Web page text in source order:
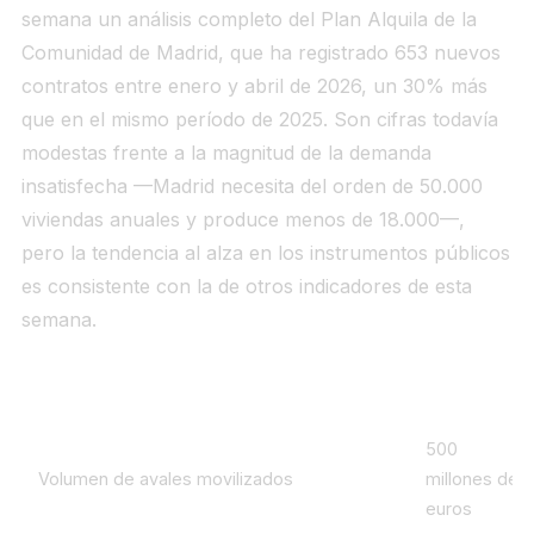
semana un análisis completo del Plan Alquila de la
Comunidad de Madrid, que ha registrado 653 nuevos
contratos entre enero y abril de 2026, un 30% más
que en el mismo período de 2025. Son cifras todavía
modestas frente a la magnitud de la demanda
insatisfecha —Madrid necesita del orden de 50.000
viviendas anuales y produce menos de 18.000—,
pero la tendencia al alza en los instrumentos públicos
es consistente con la de otros indicadores de esta
semana.
Volumen de avales movilizados
500
millones de
euros